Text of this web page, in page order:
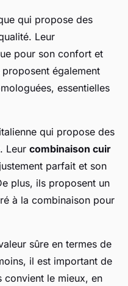
qui propose des
Leur
pour son confort et
également
essentielles
qui propose des
Leur combinaison cuir
parfait et son
plus, ils proposent un
à la combinaison pour
sûre en termes de
il est important de
le mieux, en